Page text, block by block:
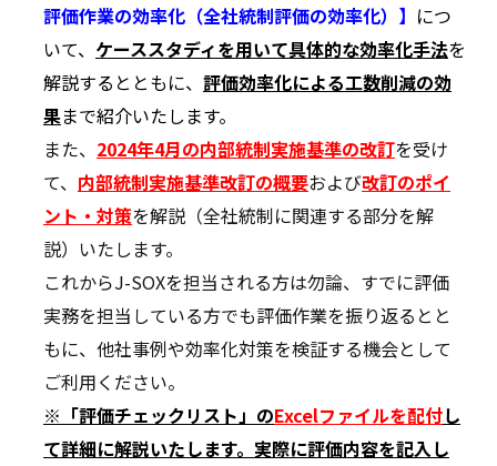
評価作業の効率化（全社統制評価の効率化）】 につ
いて、 ケーススタディを用いて具体的な効率化手法を
解説するとともに、 評価効率化による工数削減の効
果まで紹介いたします。
また、 2024年4月の内部統制実施基準の改訂を受け
て、 内部統制実施基準改訂の概要および改訂のポイ
ント・対策を解説（全社統制に関連する部分を解
説）いたします。
これからJ-SOXを担当される方は勿論、すでに評価
実務を担当している方でも評価作業を振り返るとと
もに、他社事例や効率化対策を検証する機会として
ご利用ください。
※「評価チェックリスト」のExcelファイルを配付し
て詳細に解説いたします。実際に評価内容を記入し